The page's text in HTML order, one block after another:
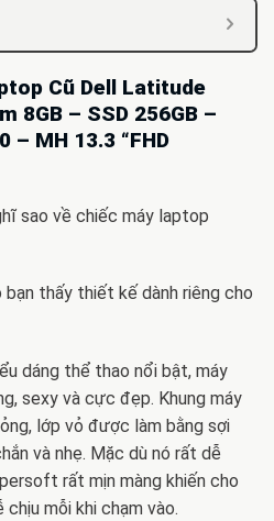
Cũ Dell Latitude
8GB – SSD 256GB –
– MH 13.3 “FHD
sao về chiếc máy laptop
bạn thấy thiết kế dành riêng cho
dáng thể thao nổi bật, máy
sexy và cực đẹp. Khung máy
lớp vỏ được làm bằng sợi
và nhẹ. Mặc dù nó rất dễ
rất mịn màng khiến cho
mỗi khi chạm vào.